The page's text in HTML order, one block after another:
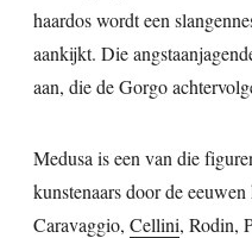
haardos wordt een
aankijkt. Die
aan, die de Gorgo
Medusa is een van die
kunstenaars door de
Caravaggio, Cellini, Rodin,